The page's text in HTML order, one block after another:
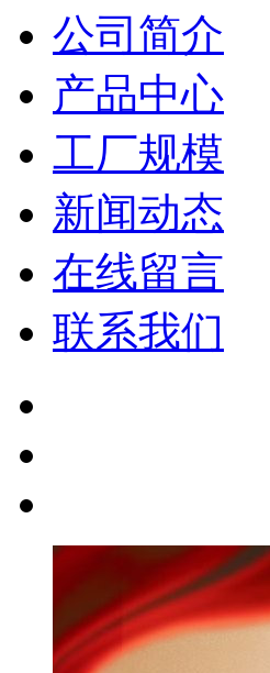
公司简介
产品中心
工厂规模
新闻动态
在线留言
联系我们